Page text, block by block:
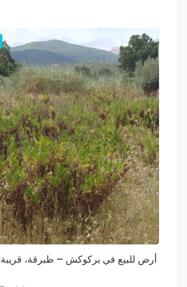
أرض للبيع في بركوكش – طبرقة،